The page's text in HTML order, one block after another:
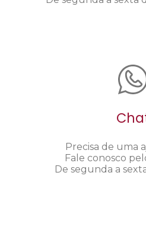
Precisa de uma
Fale conosco
De segunda a